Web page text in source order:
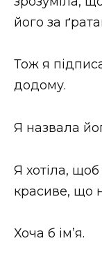
його за
Тож я
додому.
Я назвала
Я хотіла,
красиве, що
Хоча б ім’я.